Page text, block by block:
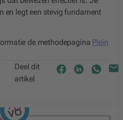
en legt een stevig fundament
de methodepagina Plein
Deel dit
artikel